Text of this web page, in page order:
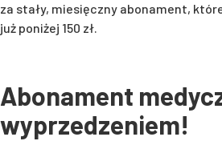
za stały, miesięczny abonament,
już poniżej 150 zł.
Abonament
wyprzedzeniem!